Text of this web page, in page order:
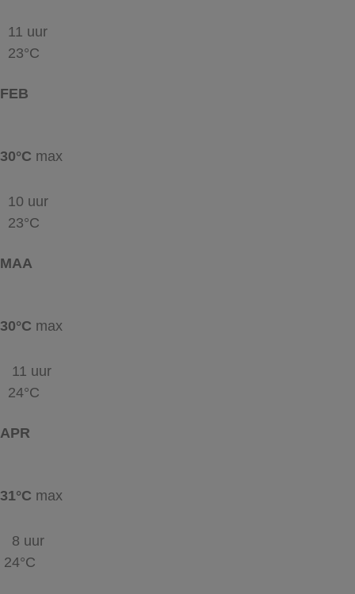
11 uur
23°C
FEB
30°C max
10 uur
23°C
MAA
30°C max
11 uur
24°C
APR
31°C max
8 uur
24°C